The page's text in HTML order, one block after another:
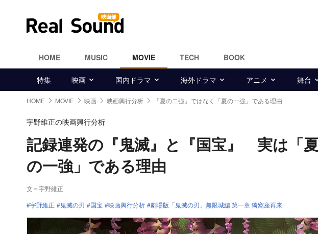
HOME MUSIC MOVIE TECH BOOK
特集 映画 国内ドラマ 海外ドラマ アニメ 舞台
HOME MOVIE 映画 映画興行分析 「夏の二強」ではなく「夏の一強」である理由
宇野維正の映画興行分析
記録連発の『鬼滅』と『国宝』 実は「
の一強」である理由
文＝宇野維正
宇野維正
鬼滅の刃 国宝 映画興行分析 劇場版「鬼滅の刃」無限城編 第一章 猗窩座再来